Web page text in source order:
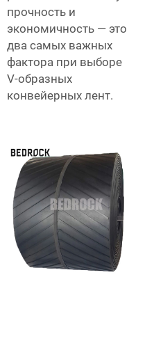
прочность и
экономичность — это
два самых важных
фактора при выборе
V-образных
конвейерных лент.